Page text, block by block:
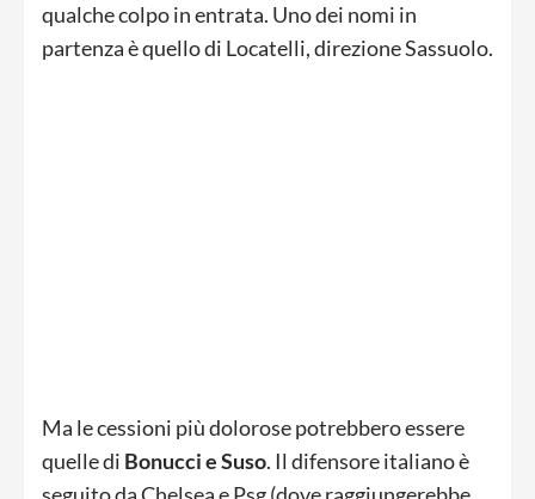
qualche colpo in entrata. Uno dei nomi in
partenza è quello di Locatelli, direzione Sassuolo.
Ma le cessioni più dolorose potrebbero essere
quelle di Bonucci e Suso. Il difensore italiano è